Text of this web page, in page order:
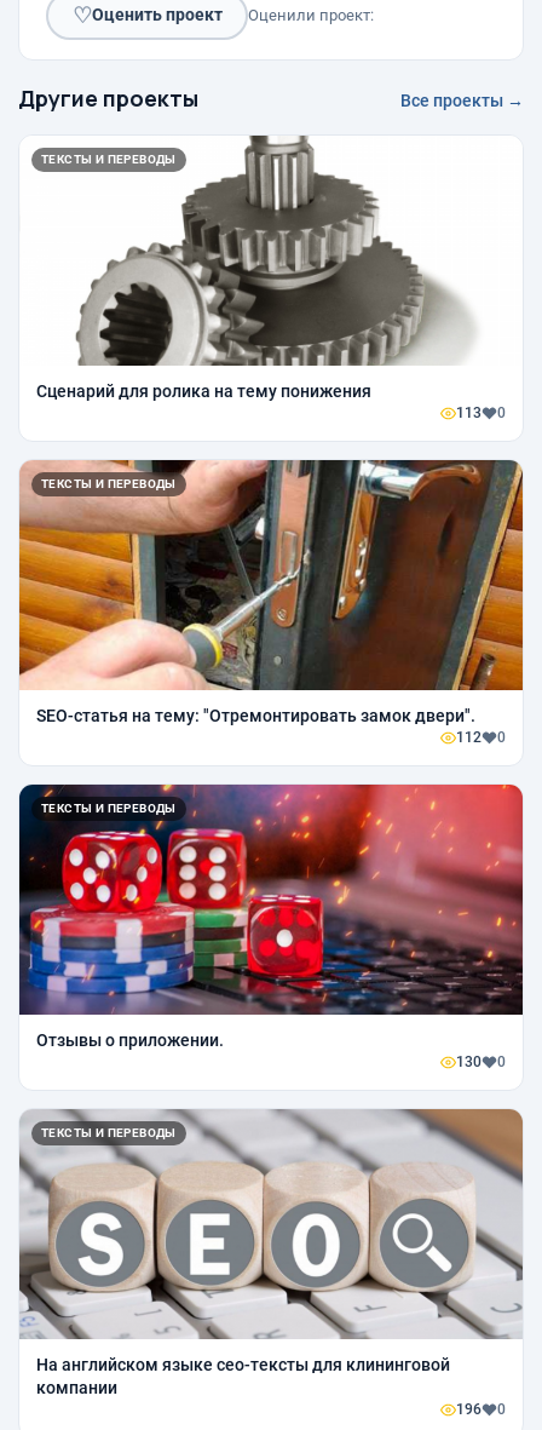
♡Оценить проект Оценили проект:
Другие проекты Все проекты →
ТЕКСТЫ И ПЕРЕВОДЫ
Сценарий для ролика на тему понижения
113 0
ТЕКСТЫ И ПЕРЕВОДЫ
SEO-статья на тему: "Отремонтировать замок двери".
112 0
ТЕКСТЫ И ПЕРЕВОДЫ
Отзывы о приложении.
130 0
ТЕКСТЫ И ПЕРЕВОДЫ
На английском языке сео-тексты для клининговой
компании
196 0